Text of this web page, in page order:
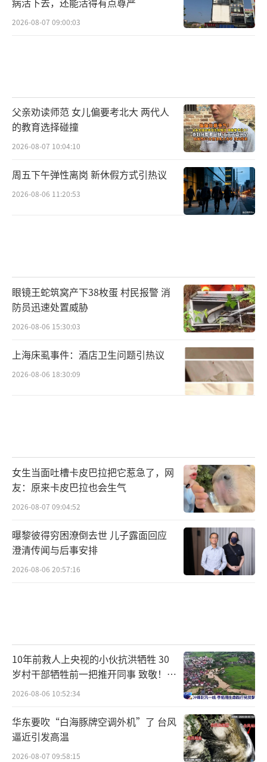
2026-08-07 09:00:03
父亲劝读师范 女儿偏要考北大 两代人
的教育选择碰撞
2026-08-07 10:04:10
周五下午弹性离岗 新休假方式引热议
2026-08-06 11:20:53
眼镜王蛇筑窝产下38枚蛋 村民报警 消
防员迅速处置威胁
2026-08-06 15:30:03
上海床虱事件：酒店卫生问题引热议
2026-08-06 18:30:09
女生当面吐槽卡皮巴拉把它惹急了，网
友：原来卡皮巴拉也会生气
2026-08-07 09:04:52
曝黎彼得穷困潦倒去世 儿子露面回应
澄清传闻与后事安排
2026-08-06 20:57:16
10年前救人上央视的小伙抗洪牺牲 30
岁村干部牺牲前一把推开同事 致敬！送
别！
2026-08-06 10:52:34
华东要吹“白海豚牌空调外机”了 台风
逼近引发高温
2026-08-07 09:58:15